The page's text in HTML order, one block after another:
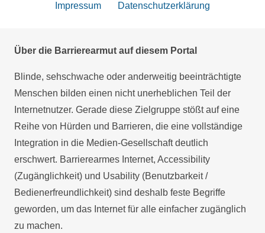
Impressum Datenschutzerklärung
Über die Barrierearmut auf diesem Portal
Blinde, sehschwache oder anderweitig beeinträchtigte
Menschen bilden einen nicht unerheblichen Teil der
Internetnutzer. Gerade diese Zielgruppe stößt auf eine
Reihe von Hürden und Barrieren, die eine vollständige
Integration in die Medien-Gesellschaft deutlich
erschwert. Barrierearmes Internet, Accessibility
(Zugänglichkeit) und Usability (Benutzbarkeit /
Bedienerfreundlichkeit) sind deshalb feste Begriffe
geworden, um das Internet für alle einfacher zugänglich
zu machen.